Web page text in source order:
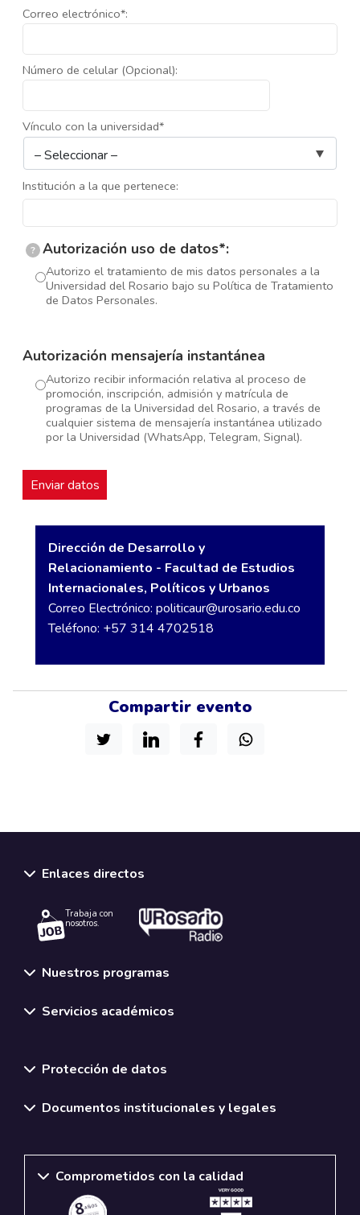
Correo electrónico*:
Número de celular (Opcional):
Vínculo con la universidad*
Institución a la que pertenece:
? Autorización uso de datos*:
Autorizo el tratamiento de mis datos personales a la
Universidad del Rosario bajo su Política de Tratamiento
de Datos Personales.
Autorización mensajería instantánea
Autorizo recibir información relativa al proceso de
promoción, inscripción, admisión y matrícula de
programas de la Universidad del Rosario, a través de
cualquier sistema de mensajería instantánea utilizado
por la Universidad (WhatsApp, Telegram, Signal).
Dirección de Desarrollo y
Relacionamiento - Facultad de Estudios
Internacionales, Políticos y Urbanos
Correo Electrónico: politicaur@urosario.edu.co
Teléfono: +57 314 4702518
Compartir evento
Enlaces directos
Trabaja con
nosotros.
Nuestros programas
Servicios académicos
Protección de datos
Documentos institucionales y legales
Comprometidos con la calidad